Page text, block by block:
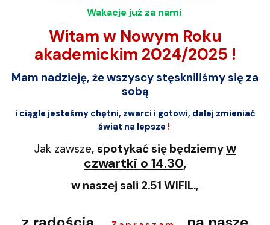
Wakacje już za nami
Witam w Nowym Roku
akademickim 2024/2025 !
Mam nadzieję, że wszyscy stęskniliśmy się za
sobą
i ciągle jesteśmy chętni, zwarci i gotowi, dalej zmieniać
świat na lepsze !
Jak zawsze, spotykać się będziemyw
czwartki o 14.30,
w naszej sali 2.51 WIFIL.,